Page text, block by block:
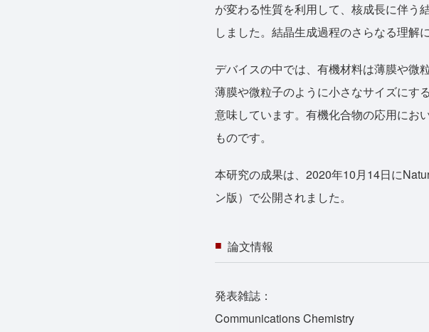
が変わる性質を利用して、核成長に伴う
しました。結晶生成過程のさらなる理解
デバイスの中では、有機材料は薄膜や微
薄膜や微粒子のように小さなサイズにす
意味しています。有機化合物の応用にお
ものです。
本研究の成果は、2020年10月14日に
ン版）で公開されました。
論文情報
発表雑誌：
Communications Chemistry